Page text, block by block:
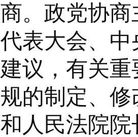
商。政党协
代表大会、
建议，有关
规的制定、
和人民法院